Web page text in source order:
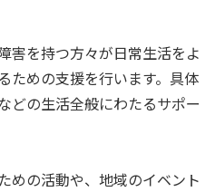
害を持つ方々が日常生活をよ
ための支援を行います。具体
どの生活全般にわたるサポー
めの活動や、地域のイベント